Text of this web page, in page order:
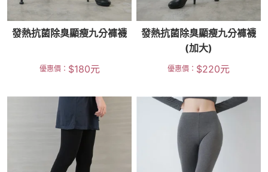
發熱抗菌除臭顯瘦九分褲襪
優惠價： $180元
發熱抗菌除臭顯瘦九分褲襪
(加大)
優惠價： $220元